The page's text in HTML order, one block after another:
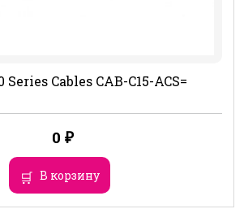
Series Cables CAB-C15-ACS=
0 ₽
В корзину